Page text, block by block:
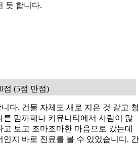
듯 합니다.
점 (5점 만점)
다. 건물 자체도 새로 지은 것 같고 청
른 맘까페나 커뮤니티에서 사람이 많
고 보고 조마조마한 마음으로 갔는데
인지 바로 진료를 볼 수 있었습니디. 간